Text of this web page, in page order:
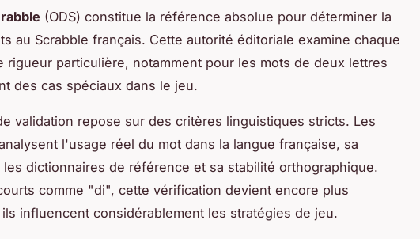
(ODS) constitue la référence absolue pour déterminer la
au Scrabble français. Cette autorité éditoriale examine chaque
rigueur particulière, notamment pour les mots de deux lettres
des cas spéciaux dans le jeu.
validation repose sur des critères linguistiques stricts. Les
l'usage réel du mot dans la langue française, sa
dictionnaires de référence et sa stabilité orthographique.
comme "di", cette vérification devient encore plus
influencent considérablement les stratégies de jeu.